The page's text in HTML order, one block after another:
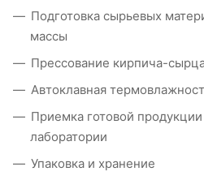
Подготовка сырьевых
массы
Прессование кирпича-
Автоклавная
Приемка готовой продукции
лаборатории
Упаковка и хранение